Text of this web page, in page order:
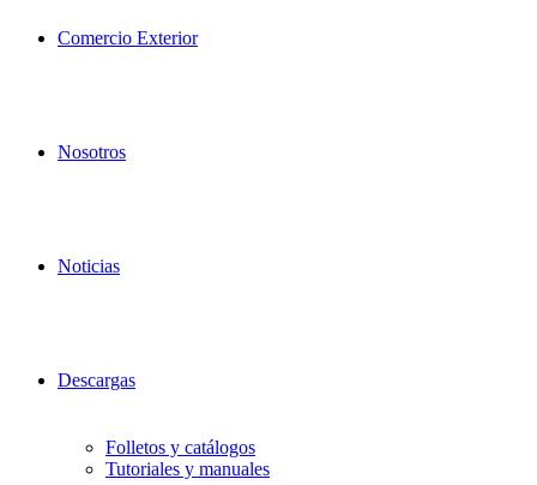
Comercio Exterior
Nosotros
Noticias
Descargas
Folletos y catálogos
Tutoriales y manuales